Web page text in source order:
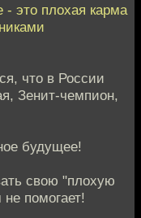
это плохая карма
что в России
Зенит-чемпион,
будущее!
свою "плохую
помогает!